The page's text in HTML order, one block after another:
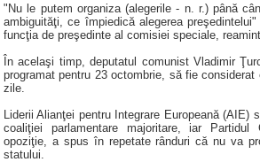
"Nu le putem organiza (alegerile - n. r.) până
ambiguităţi, ce împiedică alegerea
funcţia de preşedinte al comisiei speciale,
În acelaşi timp, deputatul comunist Vladimir
programat pentru 23 octombrie, să fie
zile.
Liderii Alianţei pentru Integrare Europeană (AIE)
coaliţiei parlamentare majoritare, iar Partidul
opoziţie, a spus în repetate rânduri că nu va
statului.